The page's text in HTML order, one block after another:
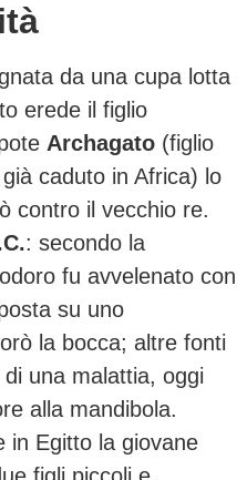
da una cupa lotta
erede il figlio
Archagato (figlio
caduto in Africa) lo
contro il vecchio re.
: secondo la
fu avvelenato con
su uno
la bocca; altre fonti
una malattia, oggi
alla mandibola.
in Egitto la giovane